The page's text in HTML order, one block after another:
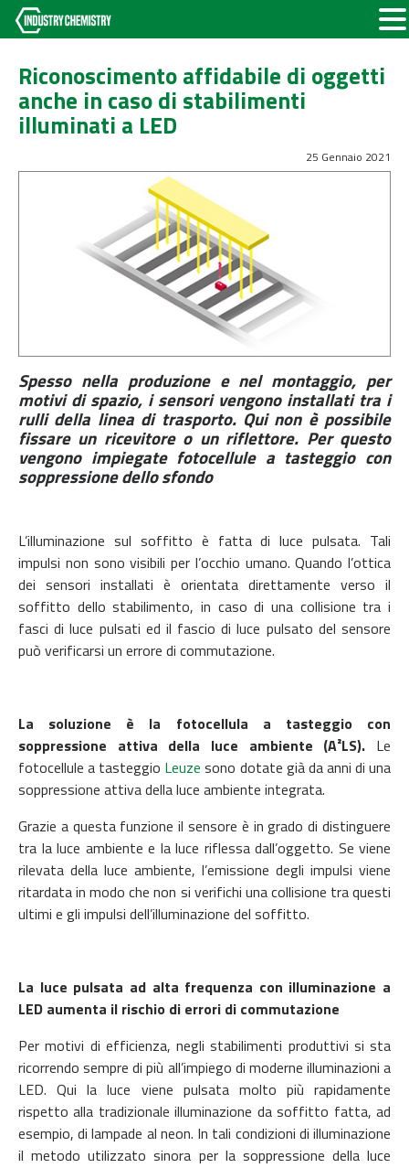
Riconoscimento affidabile di oggetti
anche in caso di stabilimenti
illuminati a LED
25 Gennaio 2021
Spesso nella produzione e nel montaggio, per
motivi di spazio, i sensori vengono installati tra i
rulli della linea di trasporto. Qui non è possibile
fissare un ricevitore o un riflettore. Per questo
vengono impiegate fotocellule a tasteggio con
soppressione dello sfondo
L’illuminazione sul soffitto è fatta di luce pulsata. Tali
impulsi non sono visibili per l’occhio umano. Quando l’ottica
dei sensori installati è orientata direttamente verso il
soffitto dello stabilimento, in caso di una collisione tra i
fasci di luce pulsati ed il fascio di luce pulsato del sensore
può verificarsi un errore di commutazione.
La soluzione è la fotocellula a tasteggio con
soppressione attiva della luce ambiente (A²LS). Le
fotocellule a tasteggio Leuze sono dotate già da anni di una
soppressione attiva della luce ambiente integrata.
Grazie a questa funzione il sensore è in grado di distinguere
tra la luce ambiente e la luce riflessa dall’oggetto. Se viene
rilevata della luce ambiente, l’emissione degli impulsi viene
ritardata in modo che non si verifichi una collisione tra questi
ultimi e gli impulsi dell’illuminazione del soffitto.
La luce pulsata ad alta frequenza con illuminazione a
LED aumenta il rischio di errori di commutazione
Per motivi di efficienza, negli stabilimenti produttivi si sta
ricorrendo sempre di più all’impiego di moderne illuminazioni a
LED. Qui la luce viene pulsata molto più rapidamente
rispetto alla tradizionale illuminazione da soffitto fatta, ad
esempio, di lampade al neon. In tali condizioni di illuminazione
il metodo utilizzato sinora per la soppressione della luce